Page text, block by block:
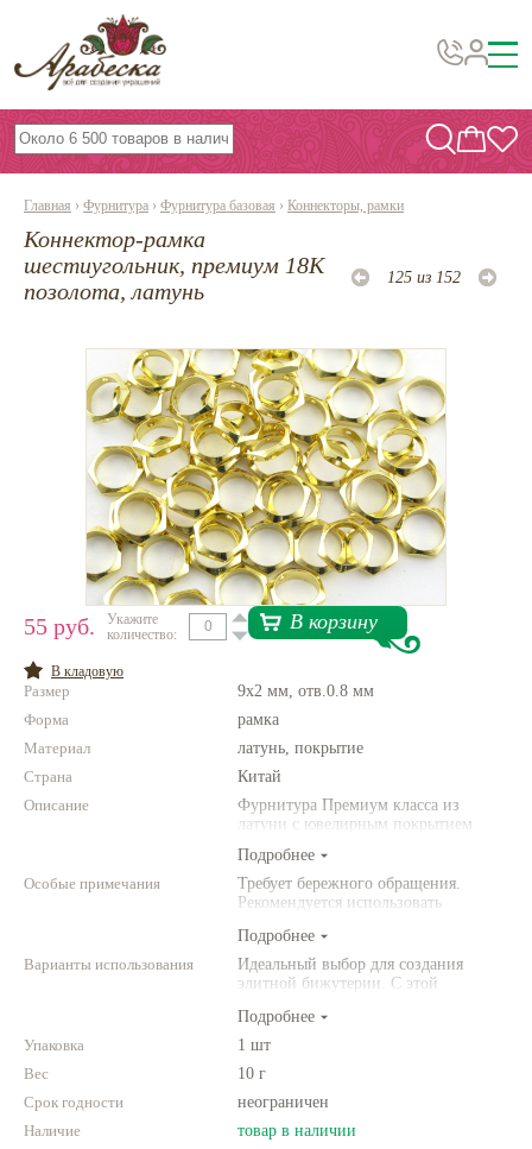
Бусины, подвески, декор
Бисер
Фурнитура
Проволока
Инструменты и материалы
Эпоксидная смола
Шнуры, ленты, нитки
По темам и сезонам
Бисер TOHO
Нетемнеющая фурнитура
Всё для вышивки
Натуральные камни
Главная › Фурнитура › Фурнитура базовая › Коннекторы, рамки
Коннектор-рамка
шестиугольник, премиум 18К
позолота, латунь
125 из 152
55 руб.
Укажите
количество:
В корзину
В кладовую
Размер
9x2 мм, отв.0.8 мм
Форма
рамка
Материал
латунь, покрытие
Страна
Китай
Описание
Фурнитура Премиум класса из
латуни с ювелирным покрытием
Подробнее
Особые примечания
Требует бережного обращения.
Рекомендуется использовать
американского производства).
Подробнее
Варианты использования
Идеальный выбор для создания
элитной бижутерии. С этой
выглядеть по-настоящему роскошно!
Подробнее
Упаковка
1 шт
Вес
10 г
Срок годности
неограничен
Наличие
товар в наличии